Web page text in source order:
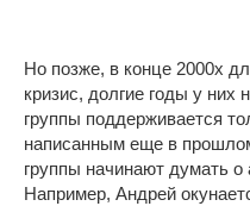
Но позже, в конце 2000х
кризис, долгие годы у них
группы поддерживается
написанным еще в
группы начинают думать о
Например, Андрей